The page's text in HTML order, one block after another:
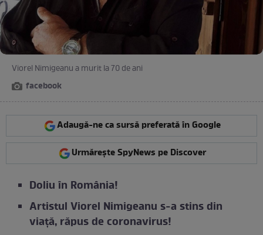
Viorel Nimigeanu a murit la 70 de ani
facebook
Adaugă-ne ca sursă preferată în Google
Urmărește SpyNews pe Discover
Doliu în România!
Artistul Viorel Nimigeanu s-a stins din
viață, răpus de coronavirus!